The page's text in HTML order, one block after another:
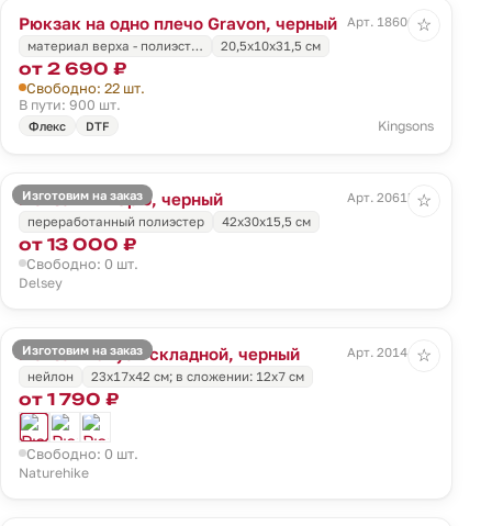
Рюкзак на одно плечо Gravon, черный
Арт. 18600.30
материал верха - полиэст…
20,5x10x31,5 см
от 2 690 ₽
Свободно: 22 шт.
В пути: 900 шт.
Флекс DTF Kingsons
☆
Изготовим на заказ
Рюкзак Pin Up 6, черный
Арт. 20615.30
переработанный полиэстер
42x30x15,5 см
от 13 000 ₽
Свободно: 0 шт.
Delsey
☆
Изготовим на заказ
Рюкзак Yunyan складной, черный
Арт. 20144.30
нейлон
23х17х42 см; в сложении: 12х7 см
от 1 790 ₽
Свободно: 0 шт.
Naturehike
☆